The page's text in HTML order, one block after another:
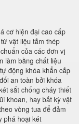
cơ hiện đại cao cấp
vật liệu tấm thép
của các đơn vị
làm bằng chất liệu
động khóa khẩn cấp
an toàn bởi khóa
sắt chống cháy thiết
khoan, hay bất kỳ vật
vòng tua để đảm
phá hoại két